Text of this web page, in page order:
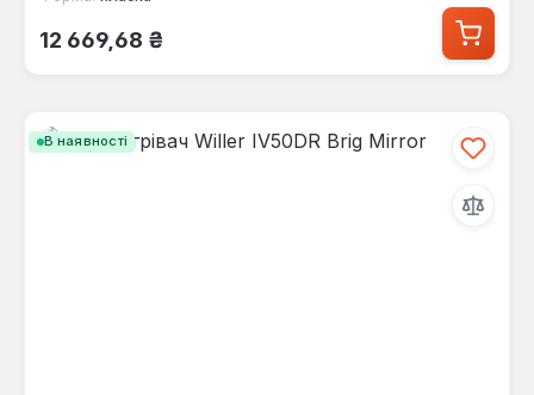
Звичайна ціна:
12 669,68 ₴
В наявності